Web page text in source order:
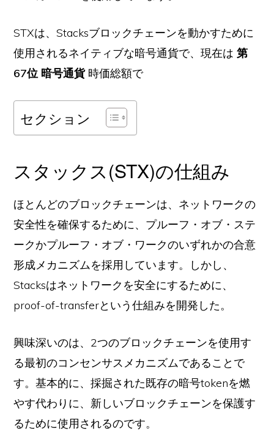
STXは、Stacksブロックチェーンを動かすために
使用されるネイティブな暗号通貨で、現在は第
67位 暗号通貨時価総額で
セクション
スタックス(STX)の仕組み
ほとんどのブロックチェーンは、ネットワークの
安全性を確保するために、プルーフ・オブ・ステ
ークかプルーフ・オブ・ワークのいずれかの合意
形成メカニズムを採用しています。しかし、
Stacksはネットワークを安全にするために、
proof-of-transferという仕組みを開発した。
興味深いのは、2つのブロックチェーンを使用す
る最初のコンセンサスメカニズムであることで
す。基本的に、採掘された既存の暗号tokenを燃
やす代わりに、新しいブロックチェーンを保護す
るために使用されるのです。